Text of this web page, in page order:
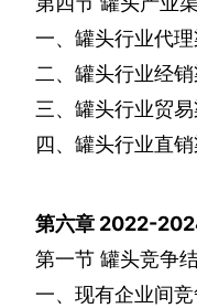
一、罐头行业代
二、罐头行业经
三、罐头行业贸
四、罐头行业直
第六章 2022-
第一节 罐头竞争
一、现有企业间